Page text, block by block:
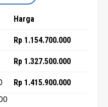
Harga
Rp 1.154.700.000
Rp 1.327.500.000
Rp 1.415.900.000